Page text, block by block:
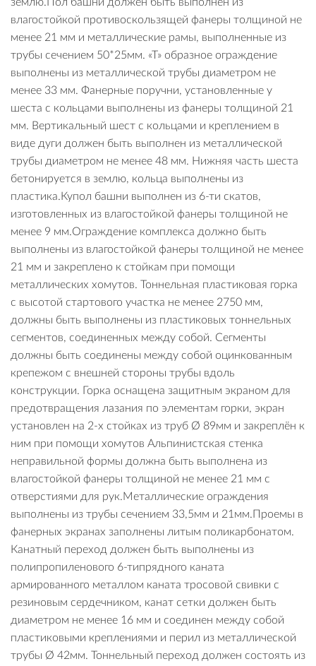
влагостойкой противоскользящей фанеры толщиной не
менее 21 мм и металлические рамы, выполненные из
трубы сечением 50*25мм. «Т» образное ограждение
выполнены из металлической трубы диаметром не
менее 33 мм. Фанерные поручни, установленные у
шеста с кольцами выполнены из фанеры толщиной 21
мм. Вертикальный шест с кольцами и креплением в
виде дуги должен быть выполнен из металлической
трубы диаметром не менее 48 мм. Нижняя часть шеста
бетонируется в землю, кольца выполнены из
пластика.Купол башни выполнен из 6-ти скатов,
изготовленных из влагостойкой фанеры толщиной не
менее 9 мм.Ограждение комплекса должно быть
выполнены из влагостойкой фанеры толщиной не менее
21 мм и закреплено к стойкам при помощи
металлических хомутов. Тоннельная пластиковая горка
с высотой стартового участка не менее 2750 мм,
должны быть выполнены из пластиковых тоннельных
сегментов, соединенных между собой. Сегменты
должны быть соединены между собой оцинкованным
крепежом с внешней стороны трубы вдоль
конструкции. Горка оснащена защитным экраном для
предотвращения лазания по элементам горки, экран
установлен на 2-х стойках из труб Ø 89мм и закреплён к
ним при помощи хомутов Альпинистская стенка
неправильной формы должна быть выполнена из
влагостойкой фанеры толщиной не менее 21 мм с
отверстиями для рук.Металлические ограждения
выполнены из трубы сечением 33,5мм и 21мм.Проемы в
фанерных экранах заполнены литым поликарбонатом.
Канатный переход должен быть выполнены из
полипропиленового 6-типрядного каната
армированного металлом каната тросовой свивки с
резиновым сердечником, канат сетки должен быть
диаметром не менее 16 мм и соединен между собой
пластиковыми креплениями и перил из металлической
трубы Ø 42мм. Тоннельный переход должен состоять из